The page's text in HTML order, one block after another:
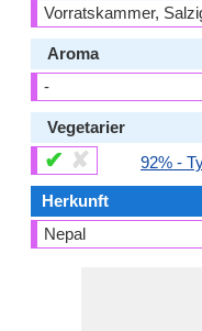
Vorratskammer,
Aroma
-
Vegetarier
✔ ✘ 92% -
Herkunft
Nepal